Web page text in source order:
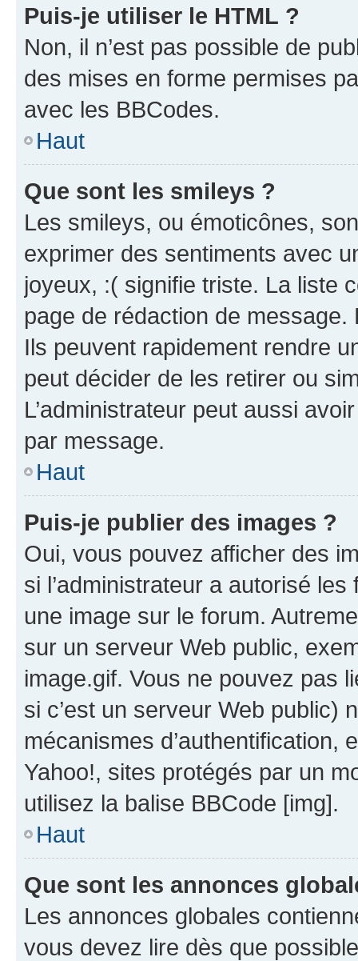
Puis-je utiliser le HTML ?
Non, il n’est pas possible de
des mises en forme permises
avec les BBCodes.
Haut
Que sont les smileys ?
Les smileys, ou émoticônes,
exprimer des sentiments avec
joyeux, :( signifie triste. La liste
page de rédaction de
Ils peuvent rapidement rendre
peut décider de les retirer ou
L’administrateur peut aussi
par message.
Haut
Puis-je publier des images ?
Oui, vous pouvez afficher des
si l’administrateur a autorisé
une image sur le forum.
sur un serveur Web public,
image.gif. Vous ne pouvez pas
si c’est un serveur Web public)
mécanismes d’authentification,
Yahoo!, sites protégés par un
utilisez la balise BBCode [img].
Haut
Que sont les annonces
Les annonces globales
vous devez lire dès que